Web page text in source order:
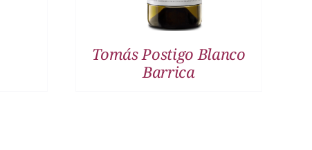
Tomás Postigo Blanco
Barrica